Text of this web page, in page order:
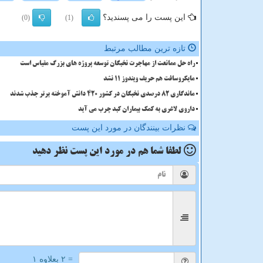
این پست را می پسندید؟ (1)
(0)
تازه ترین مطالب مرتبط
راه حل ممانعت از مهاجرت نخبگان توسعه پروژه های بزرگ مقیاس است
مایکروسافت هم حریف ویندوز 11 نشد
ماندگاری 82 درصدی نخبگان در کشور 420 دانش آموخته برتر جذب شدند
داروی لاغری به کمک بیماران کبد چرب می آید
نظرات بینندگان در مورد این پست
لطفا شما هم در مورد این پست نظر دهید
= ۲ بعلاوه ۱